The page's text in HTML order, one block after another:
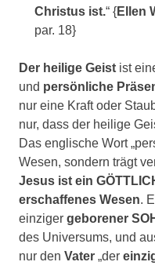
Christus ist.“ {Ellen
par. 18}
Der heilige Geist ist
und persönliche
nur eine Kraft oder
nur, dass der heilige
Das englische Wort
Wesen, sondern trägt
Jesus ist ein
erschaffenes Wesen.
einziger geborener
des Universums, und
nur den Vater „der